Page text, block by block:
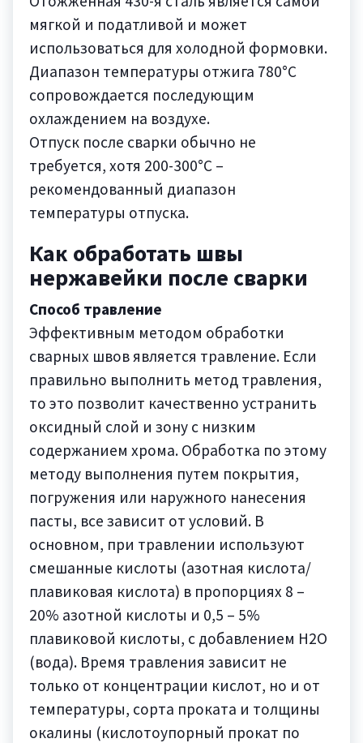
мягкой и податливой и может
использоваться для холодной формовки.
Диапазон температуры отжига 780°C
сопровождается последующим
охлаждением на воздухе.
Отпуск после сварки обычно не
требуется, хотя 200-300°C –
рекомендованный диапазон
температуры отпуска.
Как обработать швы
нержавейки после сварки
Способ травление
Эффективным методом обработки
сварных швов является травление. Если
правильно выполнить метод травления,
то это позволит качественно устранить
оксидный слой и зону с низким
содержанием хрома. Обработка по этому
методу выполнения путем покрытия,
погружения или наружного нанесения
пасты, все зависит от условий. В
основном, при травлении используют
смешанные кислоты (азотная кислота/
плавиковая кислота) в пропорциях 8 –
20% азотной кислоты и 0,5 – 5%
плавиковой кислоты, с добавлением H2O
(вода). Время травления зависит не
только от концентрации кислот, но и от
температуры, сорта проката и толщины
окалины (кислотоупорный прокат по